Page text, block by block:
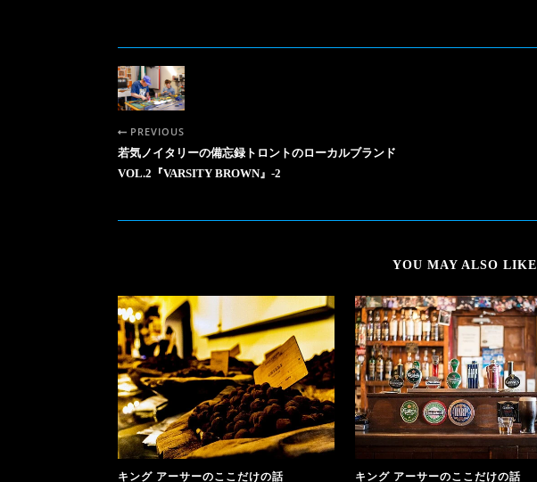
PREVIOUS
若気ノイタリーの備忘録トロントのローカルブランド
VOL.2『VARSITY BROWN』-2
YOU MAY ALSO LIKE
キング アーサーのここだけの話
キング アーサーのここだけの話